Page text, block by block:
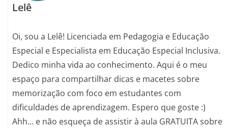
Lelê
Oi, sou a Lelê! Licenciada em Pedagogia e Educação
Especial e Especialista em Educação Especial Inclusiva.
Dedico minha vida ao conhecimento. Aqui é o meu
espaço para compartilhar dicas e macetes sobre
memorização com foco em estudantes com
dificuldades de aprendizagem. Espero que goste :)
Ahh... e não esqueça de assistir à aula GRATUITA sobre